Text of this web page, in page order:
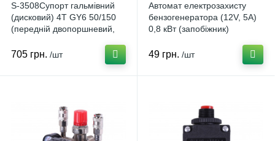
S-3508Супорт гальмівний
(дисковий) 4T GY6 50/150
(передній двопоршневий,
S-3508
705 грн. /шт
Автомат електрозахисту
бензогенератора (12V, 5A)
0,8 кВт (запобіжник)
49 грн. /шт